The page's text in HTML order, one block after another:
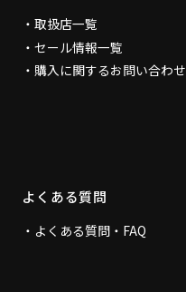
取扱店一覧
セール情報一覧
購入に関するお問い合わせ
よくある質問
よくある質問・FAQ